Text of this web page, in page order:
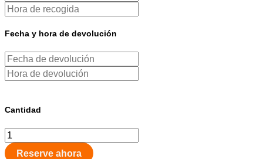
Fecha y hora de devolución
Cantidad
Reserve ahora